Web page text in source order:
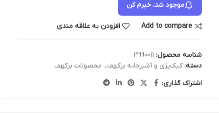
موجود شد، خبرم کن
Add to compare افزودن به علاقه مندی
شناسه محصول: 3990011
دسته: کیک‌پزی و آشپزخانه برگهف, محصولات برگهف
اشتراک گذاری: